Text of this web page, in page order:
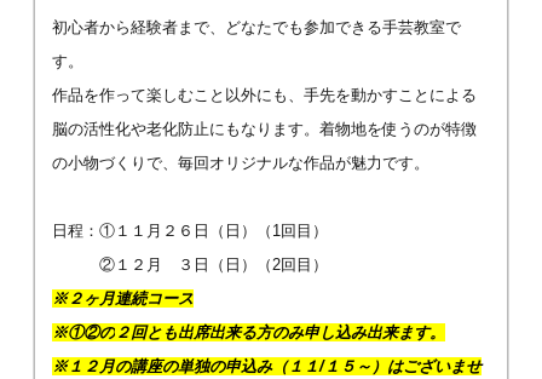
初心者から経験者まで、どなたでも参加できる手芸教室で
す。
作品を作って楽しむこと以外にも、手先を動かすことによる
脳の活性化や老化防止にもなります。着物地を使うのが特徴
の小物づくりで、毎回オリジナルな作品が魅力です。
日程：①１１月２６日（日）（1回目）
②１２月 ３日（日）（2回目）
※２ヶ月連続コース
※①②の ２回とも出席出来る方のみ申し込み出来ます。
※１２月の講座の単独の申込み（１１/１５～）はございませ